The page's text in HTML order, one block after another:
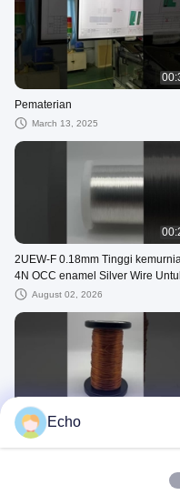
Pematerian
March 13, 2025
2UEW-F 0.18mm Tinggi
4N OCC enamel Silver Wire
AudioAugust 02, 2026
FIW6 0,711mm kawat tembaga
enamel terisolasi sepenuhnya
Echo